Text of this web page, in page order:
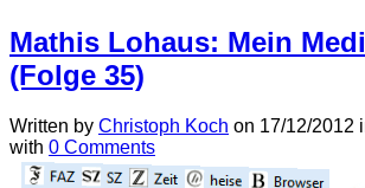
Mathis Lohaus: Mein
(Folge 35)
Written by Christoph Koch on 17/12/2012
with 0 Comments